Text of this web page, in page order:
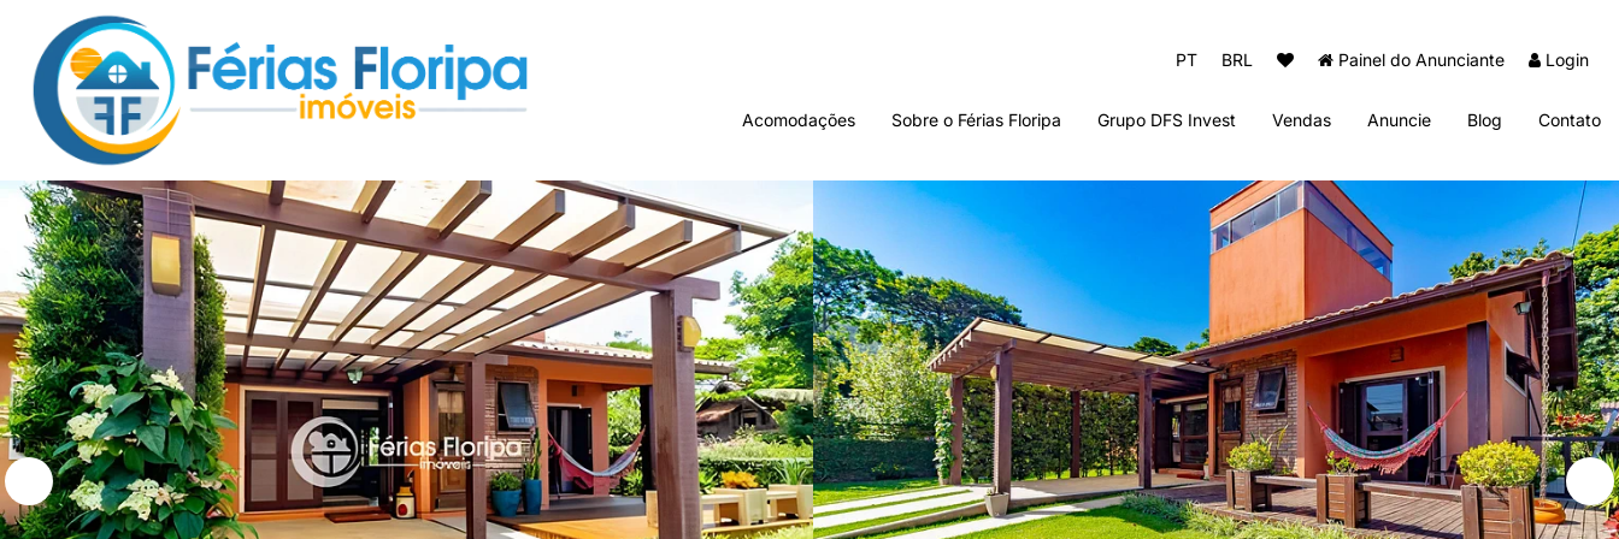
PT BRL Painel do Anunciante Login
Acomodações Sobre o Férias Floripa Grupo DFS Invest Vendas
Thai Beach Home Spa
Sun Club Beach Residence
Anuncie Blog Contato